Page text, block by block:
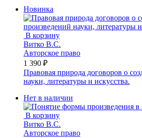
Новинка
В корзину
Витко В.С.
Авторское право
1 390 ₽
Правовая природа договоров о
науки, литературы и искусства.
Нет в наличии
В корзину
Витко В.С.
Авторское право